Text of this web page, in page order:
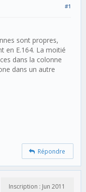
#1
sont propres,
en E.164. La moitié
dans la colonne
dans un autre
Répondre
Inscription : Jun 2011